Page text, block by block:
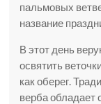
пальмовых
название
В этот день
освятить
как оберег.
верба обладает